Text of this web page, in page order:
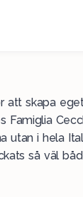
skapa
Famiglia
utan i hela
så väl